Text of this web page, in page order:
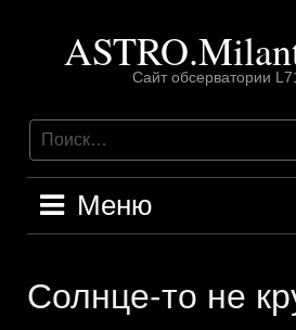
содержимому
Сайт обсерватории
Меню
Солнце-то не